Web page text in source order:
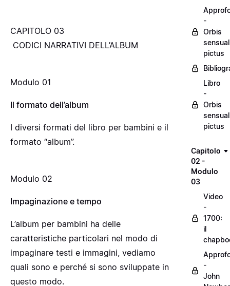
CAPITOLO 03
CODICI NARRATIVI DELL’ALBUM
Modulo 01
Il formato dell’album
I diversi formati del libro per bambini e il
formato “album”.
Modulo 02
Impaginazione e tempo
L’album per bambini ha delle
caratteristiche particolari nel modo di
impaginare testi e immagini, vediamo
quali sono e perché si sono sviluppate in
questo modo.
-
Orbis
pictus
Libro
-
Orbis
pictus
Capitolo
02 -
Modulo
03
Video
-
1700:
il
-
John